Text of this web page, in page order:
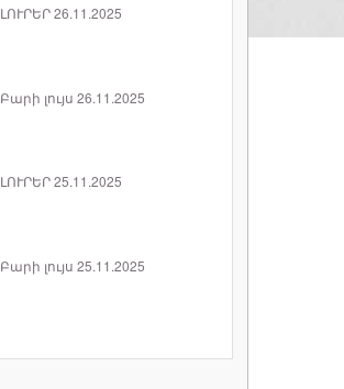
ԼՈՒՐԵՐ 26.11.2025
Բարի լույս 26.11.2025
ԼՈՒՐԵՐ 25.11.2025
Բարի լույս 25.11.2025